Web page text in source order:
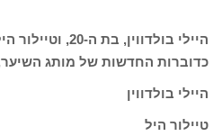
כדוברות החדשות של מותג השיער,
היילי בולדווין
טיילור היל